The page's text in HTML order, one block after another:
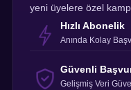
yeni üyelere özel
Hızlı Abonelik
Anında Kolay
Güvenli
Gelişmiş Veri